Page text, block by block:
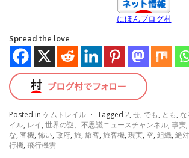
にほんブログ村
Spread the love
Posted in ケムトレイル · Tagged 2, せ, でも, とも, な
イル, レイ, 世界の謎、不思議ニュースチャンネル, 事実,
な, 客機, 怖い, 政府, 旅, 旅客, 旅客機, 現実, 空, 組織, 絶対
行機, 飛行機雲